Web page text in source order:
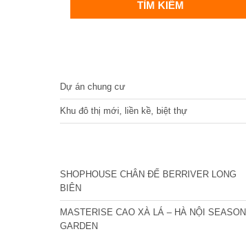
Dự án chung cư
Khu đô thị mới, liền kề, biệt thự
SHOPHOUSE CHÂN ĐẾ BERRIVER LONG
BIÊN
MASTERISE CAO XÀ LÁ – HÀ NỘI SEASON
GARDEN